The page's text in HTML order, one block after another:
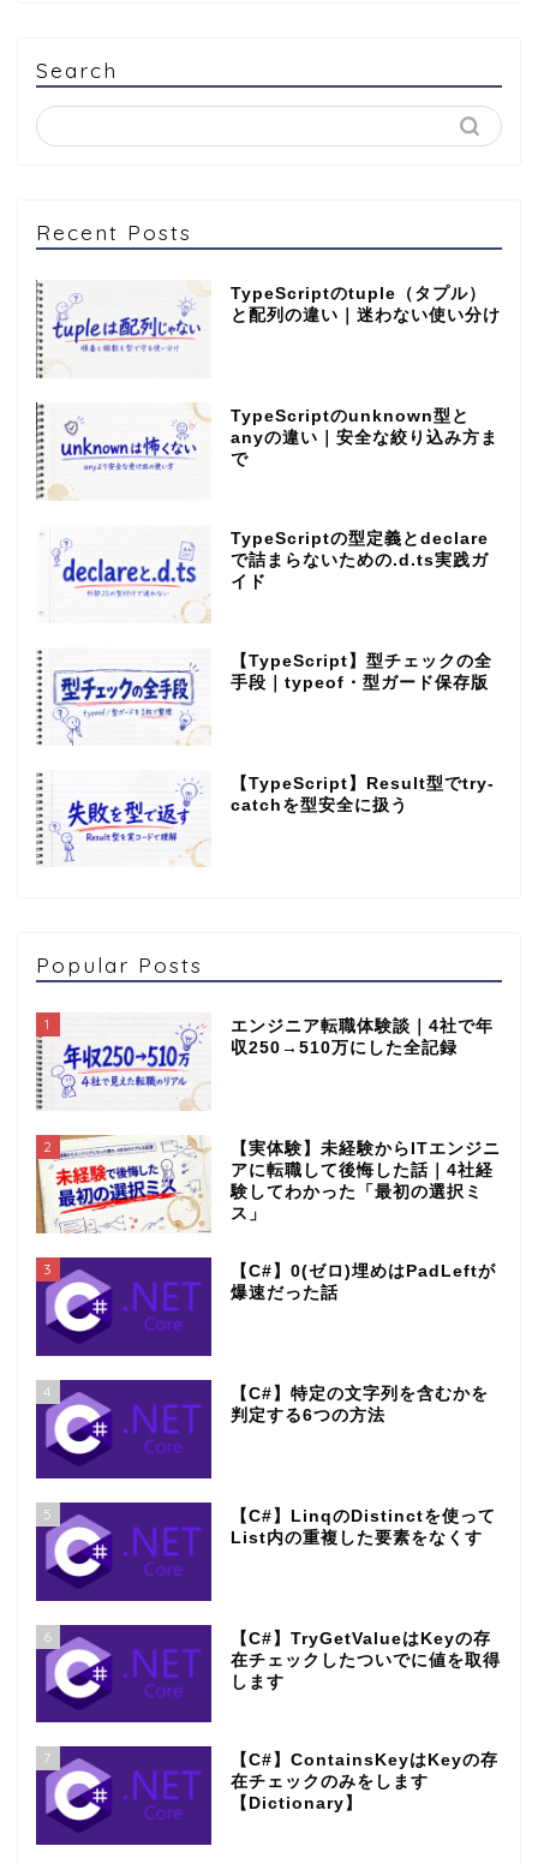
Search
Recent Posts
TypeScriptのtuple（タプル）
と配列の違い｜迷わない使い分け
TypeScriptのunknown型と
anyの違い｜安全な絞り込み方ま
で
TypeScriptの型定義とdeclare
で詰まらないための.d.ts実践ガ
イド
【TypeScript】型チェックの全
手段｜typeof・型ガード保存版
【TypeScript】Result型でtry-
catchを型安全に扱う
Popular Posts
1
エンジニア転職体験談｜4社で年
収250→510万にした全記録
2
【実体験】未経験からITエンジニ
アに転職して後悔した話｜4社経
験してわかった「最初の選択ミ
ス」
3
【C#】0(ゼロ)埋めはPadLeftが
爆速だった話
4
【C#】特定の文字列を含むかを
判定する6つの方法
5
【C#】LinqのDistinctを使って
List内の重複した要素をなくす
6
【C#】TryGetValueはKeyの存
在チェックしたついでに値を取得
します
7
【C#】ContainsKeyはKeyの存
在チェックのみをします
【Dictionary】